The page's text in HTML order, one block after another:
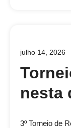
julho 14, 2026
nesta
3º Torneio de